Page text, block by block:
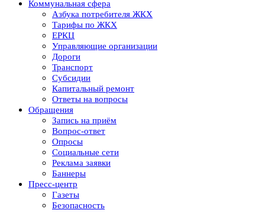
Коммунальная сфера
Азбука потребителя ЖКХ
Тарифы по ЖКХ
ЕРКЦ
Управляющие организации
Дороги
Транспорт
Субсидии
Капитальный ремонт
Ответы на вопросы
Обращения
Запись на приём
Вопрос-ответ
Опросы
Социальные сети
Реклама заявки
Баннеры
Пресс-центр
Газеты
Безопасность